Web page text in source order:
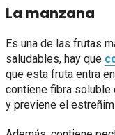
La manzana
Es una de las frutas
saludables, hay que
que esta fruta entra
contiene fibra
y previene el